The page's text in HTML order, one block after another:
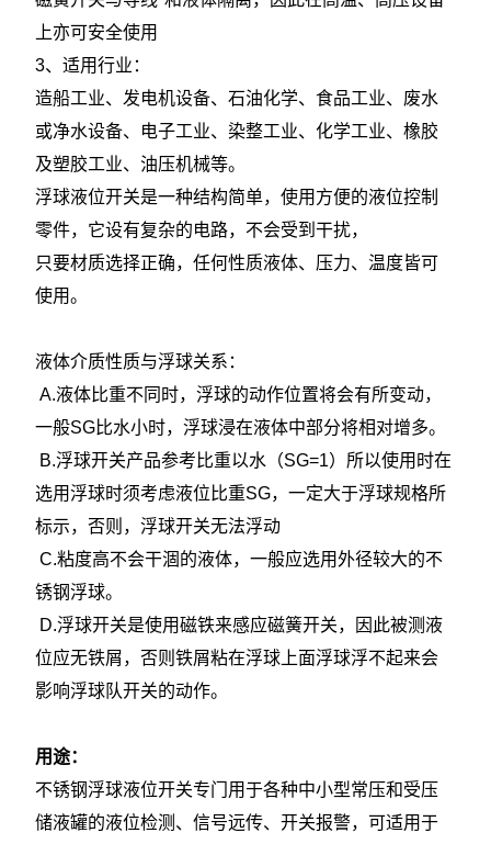
上亦可安全使用
3、适用行业：
造船工业、发电机设备、石油化学、食品工业、废水
或净水设备、电子工业、染整工业、化学工业、橡胶
及塑胶工业、油压机械等。
浮球液位开关是一种结构简单，使用方便的液位控制
零件，它设有复杂的电路，不会受到干扰，
只要材质选择正确，任何性质液体、压力、温度皆可
使用。
液体介质性质与浮球关系：
A.液体比重不同时，浮球的动作位置将会有所变动，
一般SG比水小时，浮球浸在液体中部分将相对增多。
B.浮球开关产品参考比重以水（SG=1）所以使用时在
选用浮球时须考虑液位比重SG，一定大于浮球规格所
标示，否则，浮球开关无法浮动
C.粘度高不会干涸的液体，一般应选用外径较大的不
锈钢浮球。
D.浮球开关是使用磁铁来感应磁簧开关，因此被测液
位应无铁屑，否则铁屑粘在浮球上面浮球浮不起来会
影响浮球队开关的动作。
用途：
不锈钢浮球液位开关专门用于各种中小型常压和受压
储液罐的液位检测、信号远传、开关报警，可适用于